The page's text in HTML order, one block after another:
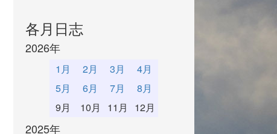
各月日志
2026年
1月 2月 3月
4月
5月
6月 7月
8月
9月
10月 11月 12月
2025年